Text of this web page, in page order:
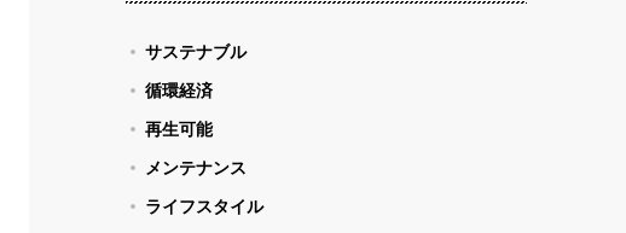
サステナブル
循環経済
再生可能
メンテナンス
ライフスタイル